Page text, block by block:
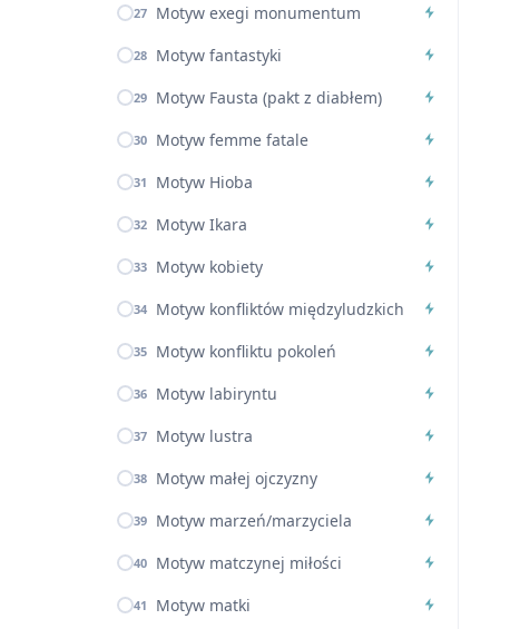
27 Motyw exegi monumentum
28 Motyw fantastyki
29 Motyw Fausta (pakt z diabłem)
30 Motyw femme fatale
31 Motyw Hioba
32 Motyw Ikara
33 Motyw kobiety
34 Motyw konfliktów międzyludzkich
35 Motyw konfliktu pokoleń
36 Motyw labiryntu
37 Motyw lustra
38 Motyw małej ojczyzny
39 Motyw marzeń/marzyciela
40 Motyw matczynej miłości
41 Motyw matki